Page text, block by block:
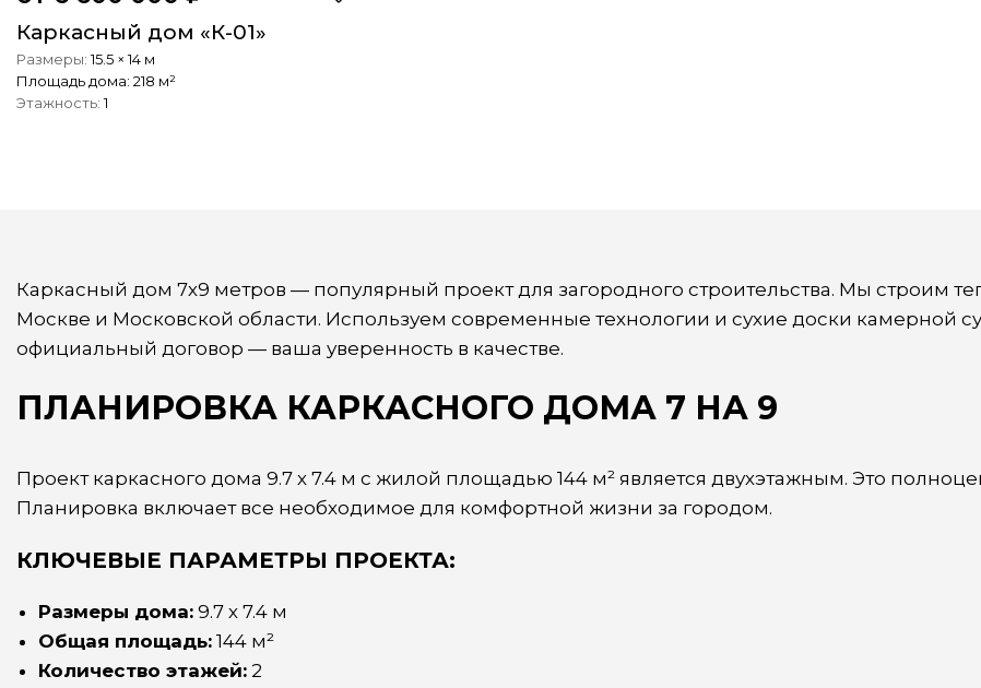
Каркасный дом «К-01»
15.5 × 14 м
Площадь дома: 218 м²
1
Каркасный дом 7х9 метров — популярный проект для загородного строительства. Мы строим
Москве и Московской области. Используем современные технологии и сухие доски камерной
официальный договор — ваша уверенность в качестве.
ПЛАНИРОВКА КАРКАСНОГО ДОМА 7 НА 9
Проект каркасного дома 9.7 х 7.4 м с жилой площадью 144 м² является двухэтажным. Это
Планировка включает все необходимое для комфортной жизни за городом.
КЛЮЧЕВЫЕ ПАРАМЕТРЫ ПРОЕКТА:
Размеры дома: 9.7 х 7.4 м
Общая площадь: 144 м²
Количество этажей: 2